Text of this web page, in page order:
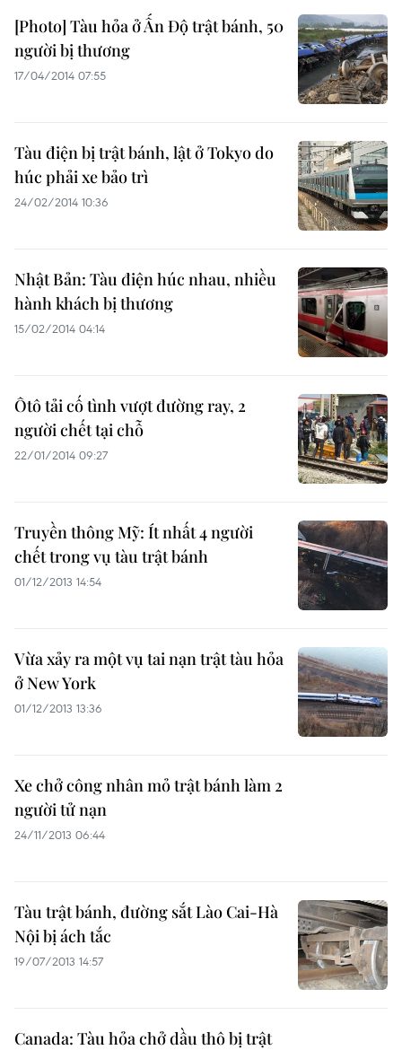
[Photo] Tàu hỏa ở Ấn Độ trật bánh, 50
người bị thương
17/04/2014 07:55
Tàu điện bị trật bánh, lật ở Tokyo do
húc phải xe bảo trì
24/02/2014 10:36
Nhật Bản: Tàu điện húc nhau, nhiều
hành khách bị thương
15/02/2014 04:14
Ôtô tải cố tình vượt đường ray, 2
người chết tại chỗ
22/01/2014 09:27
Truyền thông Mỹ: Ít nhất 4 người
chết trong vụ tàu trật bánh
01/12/2013 14:54
Vừa xảy ra một vụ tai nạn trật tàu hỏa
ở New York
01/12/2013 13:36
Xe chở công nhân mỏ trật bánh làm 2
người tử nạn
24/11/2013 06:44
Tàu trật bánh, đường sắt Lào Cai-Hà
Nội bị ách tắc
19/07/2013 14:57
Canada: Tàu hỏa chở dầu thô bị trật